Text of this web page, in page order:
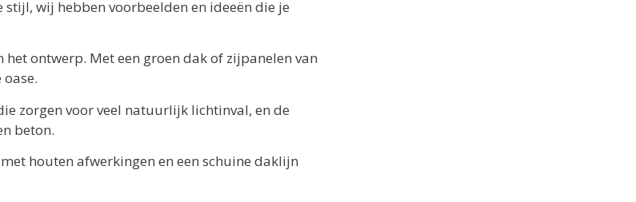
wij hebben voorbeelden en ideeën die je
ontwerp. Met een groen dak of zijpanelen van
zorgen voor veel natuurlijk lichtinval, en de
beton.
houten afwerkingen en een schuine daklijn